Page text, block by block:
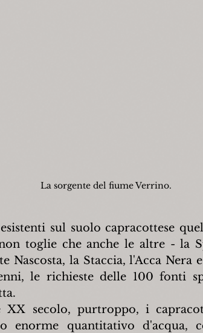
La sorgente del fiume Verrino.
sul suolo capracottese
toglie che anche le altre - la
Nascosta, la Staccia, l'Acca Nera
le richieste delle 100 fonti
secolo, purtroppo, i
enorme quantitativo d'acqua,